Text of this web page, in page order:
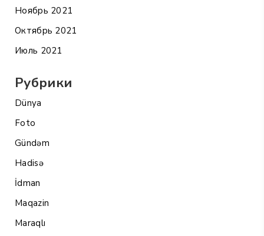
Ноябрь 2021
Октябрь 2021
Июль 2021
Рубрики
Dünya
Foto
Gündəm
Hadisə
İdman
Maqazin
Maraqlı